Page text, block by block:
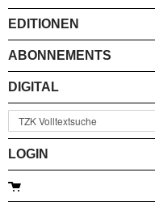
EDITIONEN
ABONNEMENTS
DIGITAL
LOGIN